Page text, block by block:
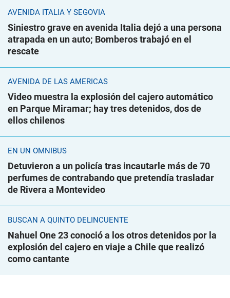
AVENIDA ITALIA Y SEGOVIA
Siniestro grave en avenida Italia dejó a una persona
atrapada en un auto; Bomberos trabajó en el
rescate
AVENIDA DE LAS AMÉRICAS
Video muestra la explosión del cajero automático
en Parque Miramar; hay tres detenidos, dos de
ellos chilenos
EN UN ÓMNIBUS
Detuvieron a un policía tras incautarle más de 70
perfumes de contrabando que pretendía trasladar
de Rivera a Montevideo
BUSCAN A QUINTO DELINCUENTE
Nahuel One 23 conoció a los otros detenidos por la
explosión del cajero en viaje a Chile que realizó
como cantante